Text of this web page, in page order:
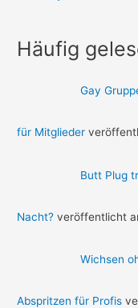
Häufig
Gay
für Mitglieder
Butt Plug
Nacht? veröffentlicht
Wichsen
Abspritzen für Profis